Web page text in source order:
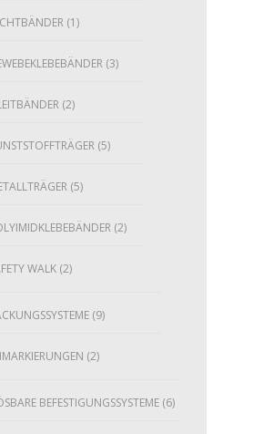
(1)
(3)
(2)
(5)
(5)
(2)
WALK (2)
(9)
(2)
BEFESTIGUNGSSYSTEME (6)